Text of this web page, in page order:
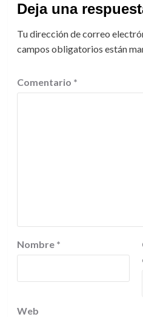
Deja una
Tu dirección de correo
campos obligatorios están
Comentario *
Nombre *
Web